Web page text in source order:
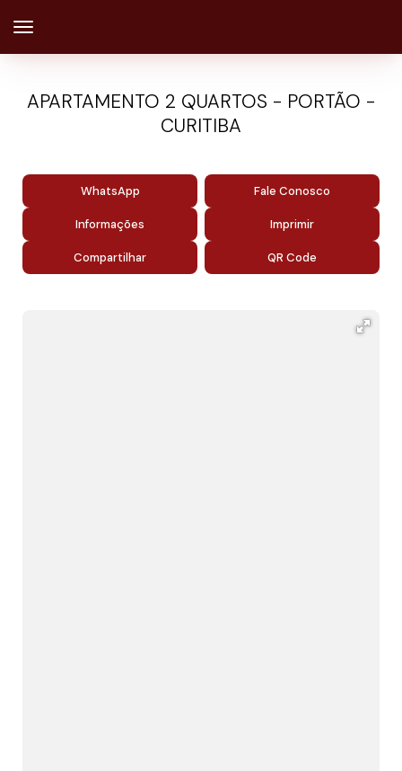
APARTAMENTO 2 QUARTOS - PORTÃO -
CURITIBA
WhatsApp Fale Conosco
Informações Imprimir
Compartilhar QR Code